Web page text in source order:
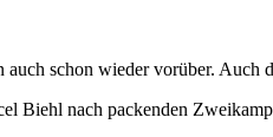
schon wieder vorüber. Auch
Biehl nach packenden